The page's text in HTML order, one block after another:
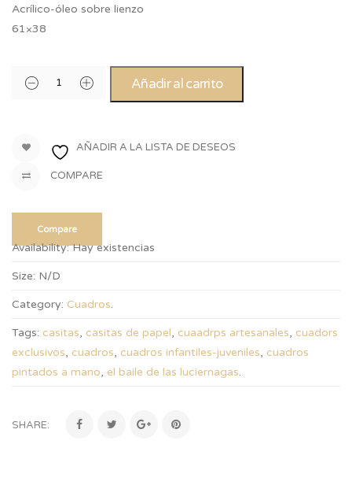
Acrílico-óleo sobre lienzo
61×38
Añadir al carrito
AÑADIR A LA LISTA DE DESEOS
COMPARE
Compare
Availability: Hay existencias
Size: N/D
Category: Cuadros.
Tags: casitas, casitas de papel, cuaadrps artesanales, cuadors
exclusivos, cuadros, cuadros infantiles-juveniles, cuadros
pintados a mano, el baile de las luciernagas.
SHARE: